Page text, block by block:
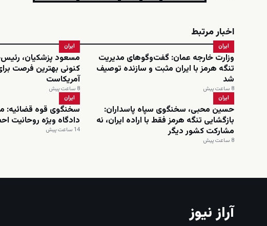
اخبار مرتبط
ایران
وزارت خارجه عمان: گفت‌وگوهای مدیریت
تنگه هرمز با ایران مثبت و سازنده توصیف
شد
8 ساعت پیش
ایران
مسعود پزشکیان،
کنونی بهترین فرصت
آمریکاست
8 ساعت پیش
ایران
حسین محبی، سخنگوی سپاه پاسداران:
بازگشایی تنگه هرمز فقط با اراده ایران، نه
مشارکت کشور دیگر
8 ساعت پیش
ایران
سخنگوی قوه قضائیه:
دادگاه ویژه روحانیت
14 ساعت پیش
آراز نیوز